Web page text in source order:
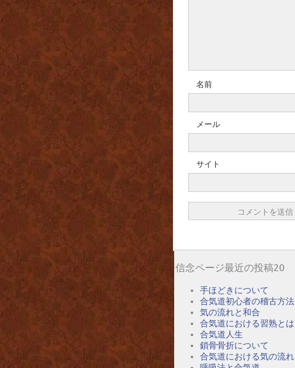
名前
メール
サイト
信念ページ最近の投稿20
手ほどきについて
合気道初心者の稽古方法
気の流れと和合
合気道における習熟とは
合気道人生
鎖骨骨折について
合気道における気の流れ